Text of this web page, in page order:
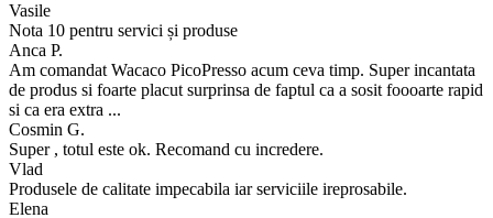
Vasile
Nota 10 pentru servici și produse
Anca P.
Am comandat Wacaco PicoPresso acum ceva timp. Super incantata
de produs si foarte placut surprinsa de faptul ca a sosit foooarte rapid
si ca era extra ...
Cosmin G.
Super , totul este ok. Recomand cu incredere.
Vlad
Produsele de calitate impecabila iar serviciile ireprosabile.
Elena